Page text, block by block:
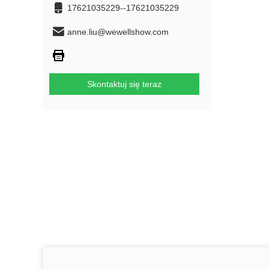
17621035229--17621035229
anne.liu@wewellshow.com
Skontaktuj się teraz